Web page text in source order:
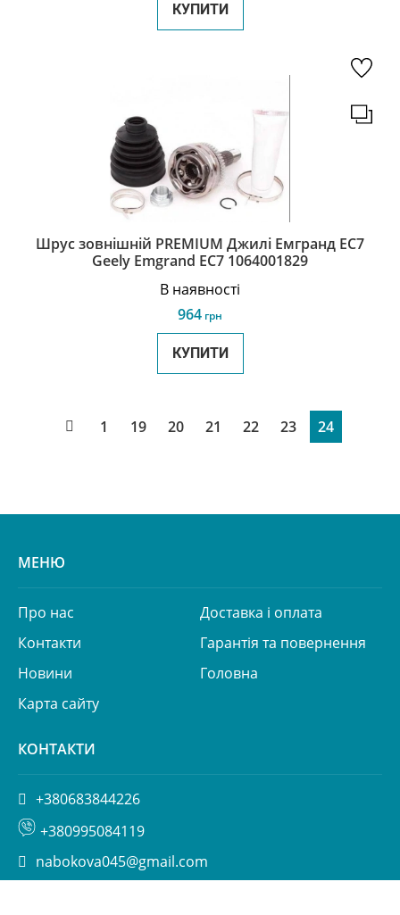
КУПИТИ
Шрус зовнішній PREMIUM Джилі Емгранд ЕС7
Geely Emgrand EC7 1064001829
В наявності
964 грн
КУПИТИ
1 19 20 21 22 23 24
МЕНЮ
Про нас
Доставка і оплата
Контакти
Гарантія та повернення
Новини
Головна
Карта сайту
КОНТАКТИ
+380683844226
+380995084119
nabokova045@gmail.com